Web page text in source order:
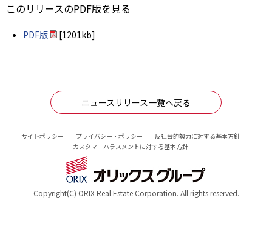
このリリースのPDF版を見る
PDF版 [1201kb]
ニュースリリース一覧へ戻る
サイトポリシー プライバシー・ポリシー
反社会的勢力に対する基本方針
カスタマーハラスメントに対する基本方針
Copyright(C) ORIX Real Estate Corporation. All rights reserved.